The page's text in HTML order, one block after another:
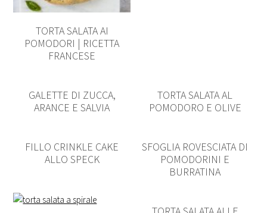
TORTA SALATA AI
POMODORI | RICETTA
FRANCESE
GALETTE DI ZUCCA,
ARANCE E SALVIA
TORTA SALATA AL
POMODORO E OLIVE
FILLO CRINKLE CAKE
ALLO SPECK
SFOGLIA ROVESCIATA DI
POMODORINI E
BURRATINA